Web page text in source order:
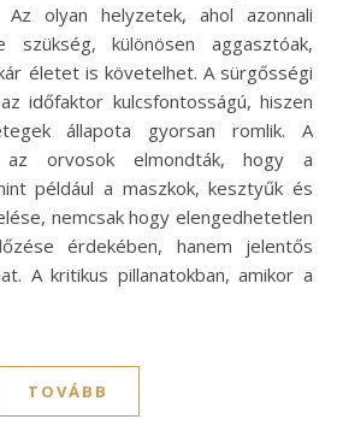
Az olyan helyzetek, ahol azonnali
szükség, különösen aggasztóak,
életet is követelhet. A sürgősségi
időfaktor kulcsfontosságú, hiszen
állapota gyorsan romlik. A
az orvosok elmondták, hogy a
például a maszkok, kesztyűk és
nemcsak hogy elengedhetetlen
érdekében, hanem jelentős
A kritikus pillanatokban, amikor a
TOVÁBB